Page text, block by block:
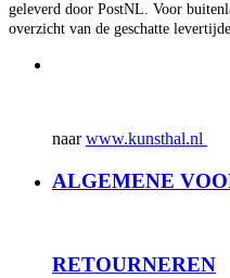
geleverd door PostNL. Voor
overzicht van de geschatte
naarwww.kunsthal.nl
ALGEMENE
RETOURNEREN